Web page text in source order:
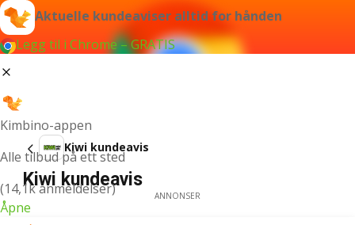
Aktuelle kundeaviser alltid for hånden
Legg til i Chrome – GRATIS
Kimbino-appen
Alle tilbud på ett sted
(14,1k anmeldelser)
Åpne
Kiwi kundeavis
Kiwi kundeavis
ANNONSER